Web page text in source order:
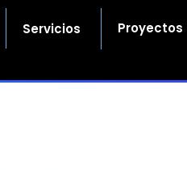
Servicios Proyectos